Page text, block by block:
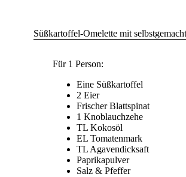
Süßkartoffel-Omelette mit
Für 1 Person:
Eine Süßkartoffel
2 Eier
Frischer Blattspinat
1 Knoblauchzehe
TL Kokosöl
EL Tomatenmark
TL Agavendicksaft
Paprikapulver
Salz & Pfeffer